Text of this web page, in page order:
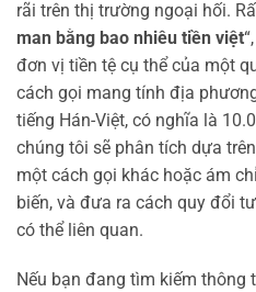
rãi trên thị trường ngoại hối.
man bằng bao nhiêu tiền việt
đơn vị tiền tệ cụ thể của một
cách gọi mang tính địa
tiếng Hán-Việt, có nghĩa là
chúng tôi sẽ phân tích dựa
một cách gọi khác hoặc ám
biến, và đưa ra cách quy đổi
có thể liên quan.
Nếu bạn đang tìm kiếm thông